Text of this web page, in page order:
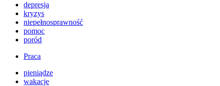
depresja
kryzys
niepełnosprawność
pomoc
poród
Praca
pieniądze
wakacje